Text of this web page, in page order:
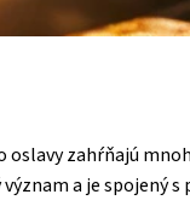
oslavy zahŕňajú
a je spojený